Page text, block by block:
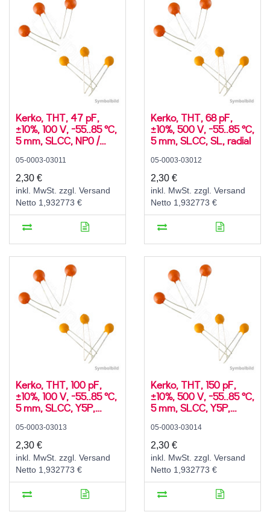
Kerko, THT, 47 pF,
±10%, 100 V, -55..85 °C,
5 mm, SLCC, NP0 /
05-0003-03011
2,30 €
inkl. MwSt. zzgl. Versand
Netto 1,932773 €
Kerko, THT, 68 pF,
±10%, 500 V, -55..85 °C,
5 mm, SLCC, SL, radial
05-0003-03012
2,30 €
inkl. MwSt. zzgl. Versand
Netto 1,932773 €
Kerko, THT, 100 pF,
±10%, 100 V, -55..85 °C,
5 mm, SLCC, Y5P,
05-0003-03013
2,30 €
inkl. MwSt. zzgl. Versand
Netto 1,932773 €
Kerko, THT, 150 pF,
±10%, 500 V, -55..85 °C,
5 mm, SLCC, Y5P,
05-0003-03014
2,30 €
inkl. MwSt. zzgl. Versand
Netto 1,932773 €